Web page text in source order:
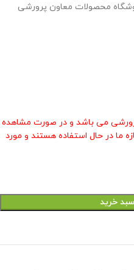
محصولات معاون پرورشی
می باشد و در صورت مشاهده
ما در حال استفاده هستند و مورد
خرید